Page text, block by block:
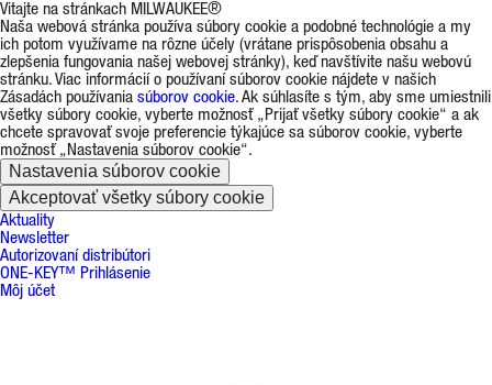
Vitajte na stránkach MILWAUKEE®
Naša webová stránka používa súbory cookie a podobné technológie a my
ich potom využívame na rôzne účely (vrátane prispôsobenia obsahu a
zlepšenia fungovania našej webovej stránky), keď navštívite našu webovú
stránku. Viac informácií o používaní súborov cookie nájdete v našich
Zásadách používania súborov cookie. Ak súhlasíte s tým, aby sme umiestnili
všetky súbory cookie, vyberte možnosť „Prijať všetky súbory cookie“ a ak
chcete spravovať svoje preferencie týkajúce sa súborov cookie, vyberte
možnosť „Nastavenia súborov cookie“.
Nastavenia súborov cookie
Akceptovať všetky súbory cookie
Aktuality
Newsletter
Autorizovaní distribútori
ONE-KEY™ Prihlásenie
Môj účet